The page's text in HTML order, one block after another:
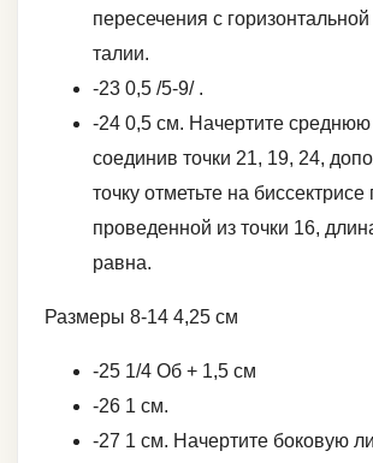
пересечения с
талии.
-23 0,5 /5-9/ .
-24 0,5 см. Начертите
соединив точки 21, 19, 24,
точку отметьте на биссектрисе
проведенной из точки 16,
равна.
Размеры 8-14 4,25 см
-25 1/4 Об + 1,5 см
-26 1 см.
-27 1 см. Начертите боковую